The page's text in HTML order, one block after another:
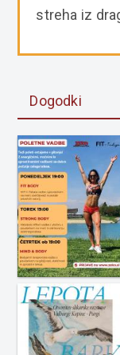
streha iz
Dogodki